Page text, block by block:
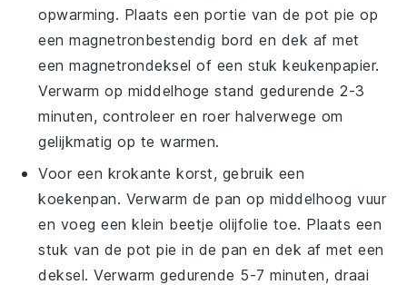
opwarming. Plaats een portie van depot pie op
een magnetronbestendig bord en dek af met
een magnetrondeksel of een stuk keukenpapier.
Verwarm op middelhoge stand gedurende 2-3
minuten, controleer en roer halverwege om
gelijkmatig op te warmen.
Voor een krokante korst, gebruik een
koekenpan. Verwarm de pan op middelhoog vuur
en voeg een klein beetje olijfolie toe. Plaats een
stuk van depot pie in de pan en dek af met een
deksel. Verwarm gedurende 5-7 minuten, draai